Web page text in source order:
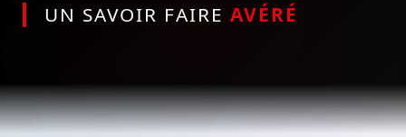
UN SAVOIR FAIRE AVÉRÉ